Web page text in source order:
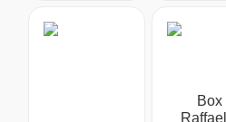
Box